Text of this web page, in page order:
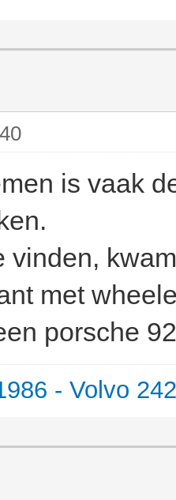
is vaak
vinden,
met
porsche
- Volvo